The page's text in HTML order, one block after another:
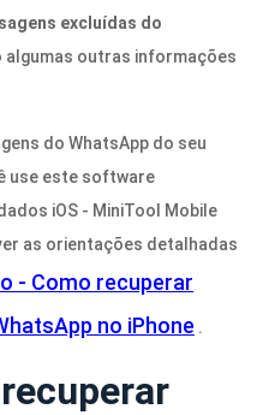
excluídas do
algumas outras informações
do WhatsApp do seu
use este software
iOS - MiniTool Mobile
as orientações detalhadas
- Como recuperar
no ​​iPhone .